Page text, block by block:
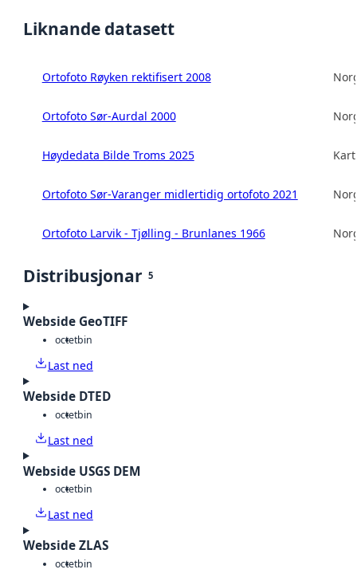
Liknande datasett
Ortofoto Røyken rektifisert 2008
Ortofoto Sør-Aurdal 2000
Høydedata Bilde Troms 2025
Ortofoto Sør-Varanger midlertidig ortofoto 2021
Ortofoto Larvik - Tjølling - Brunlanes 1966
Distribusjonar 5
Webside GeoTIFF
octetbin
Last ned
Webside DTED
octetbin
Last ned
Webside USGS DEM
octetbin
Last ned
Webside ZLAS
octetbin